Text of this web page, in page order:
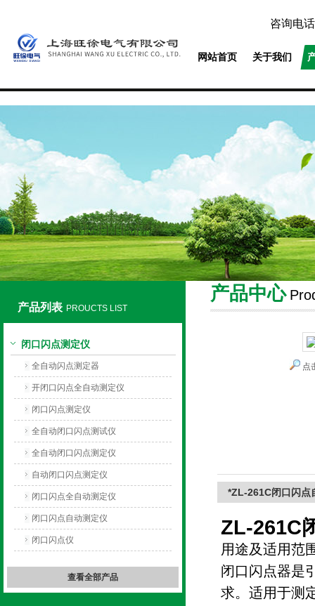
上海旺徐电气有限公司
咨询电
网站首页 关于我们
产品列表 PROUCTS LIST
闭口闪点测定仪
全自动闪点测定器
开闭口闪点全自动测定仪
闭口闪点测定仪
全自动闭口闪点测试仪
全自动闭口闪点测定仪
自动闭口闪点测定仪
闭口闪点全自动测定仪
闭口闪点自动测定仪
闭口闪点仪
查看全部产品
产品中心
点
*ZL-261C闭口闪点
ZL-261C
用途及适用范
闭口闪点器是
求。适用于测